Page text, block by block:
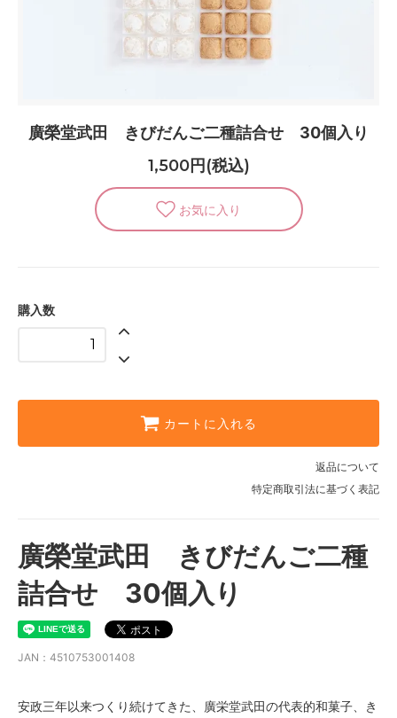
廣榮堂武田 きびだんご二種詰合せ 30個入り
1,500円(税込)
購入数
カートに入れる
返品について
特定商取引法に基づく表記
廣榮堂武田 きびだんご二種
詰合せ 30個入り
JAN：4510753001408
安政三年以来つくり続けてきた、廣栄堂武田の代表的和菓子、き